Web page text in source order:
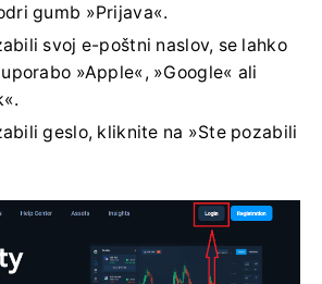
gumb »Prijava«.
svoj e-poštni naslov, se lahko
»Apple«, »Google« ali
geslo, kliknite na »Ste pozabili